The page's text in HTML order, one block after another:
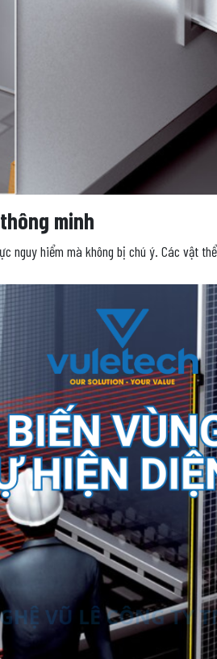
minh
nguy hiểm mà không bị chú ý. Các vật